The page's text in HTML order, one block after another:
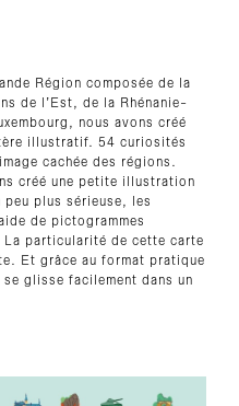
Région composée de la
de l’Est, de la Rhénanie-
nous avons créé
illustratif. 54 curiosités
cachée des régions.
créé une petite illustration
plus sérieuse, les
de pictogrammes
particularité de cette carte
Et grâce au format pratique
glisse facilement dans un